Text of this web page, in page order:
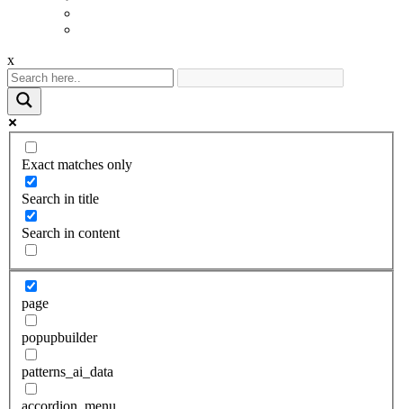
x
Exact matches only
Search in title
Search in content
page
popupbuilder
patterns_ai_data
accordion_menu